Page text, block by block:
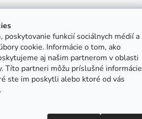
poskytovanie funkcií sociálnych médií a
cookie. Informácie o tom, ako
aj našim partnerom v oblasti
Títo partneri môžu príslušné informácie
ste im poskytli alebo ktoré od vás